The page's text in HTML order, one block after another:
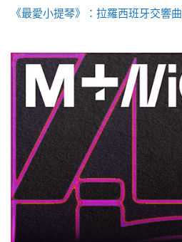
《最愛小提琴》：拉羅西班牙交響曲